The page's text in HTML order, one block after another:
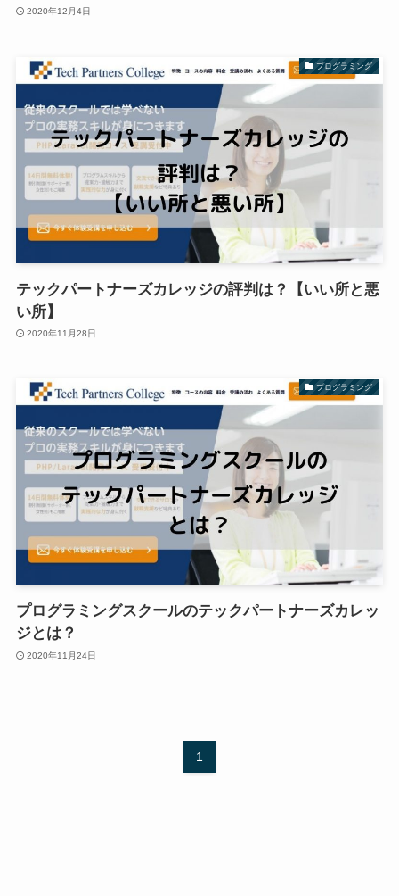
2020年12月4日
プログラミング
テックパートナーズカレッジの評判は？【いい所と悪
い所】
2020年11月28日
プログラミング
プログラミングスクールのテックパートナーズカレッ
ジとは？
2020年11月24日
1